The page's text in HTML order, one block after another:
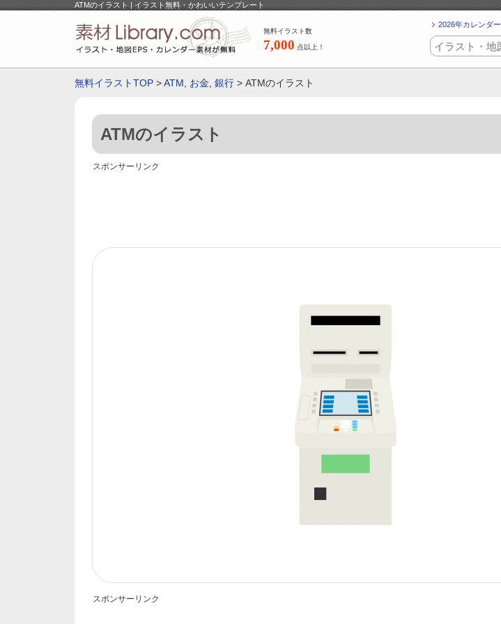
ATMのイラスト | イラスト無料・かわいいテンプレート
無料イラスト数
7,000 点以上！
2026年カレンダー
無料イラストTOP >ATM お金 銀行 > ATMのイラスト
ATMのイラスト
スポンサーリンク
スポンサーリンク